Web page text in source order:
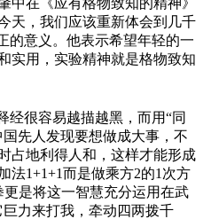
天，我们应该重新体会到几千
的意义。他表示希望年轻的一
实用，实验精神就是格物致知
经很容易越描越黑，而用“同
先人发现要想做成大事，不
占地利得人和，这样才能形成
法1+1+1而是做乘方2的1次方
是将这一智慧充分运用在武
巨力来打我，牵动四两拨千